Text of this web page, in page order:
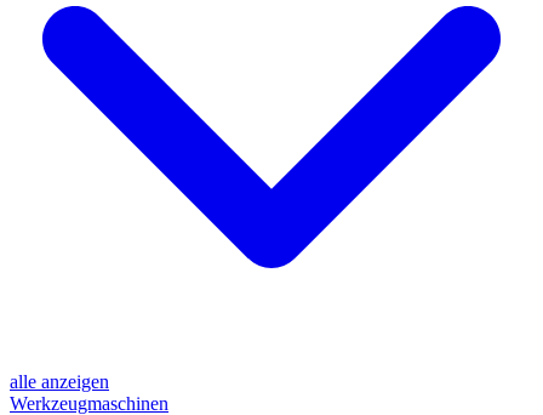
alle anzeigen
Werkzeugmaschinen